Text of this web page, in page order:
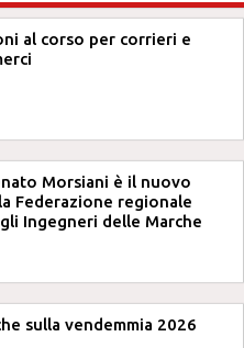
al corso per corrieri e
Morsiani è il nuovo
Federazione regionale
Ingegneri delle Marche
sulla vendemmia 2026